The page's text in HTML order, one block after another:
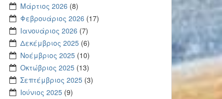
Μάρτιος 2026 (8)
Φεβρουάριος 2026 (17)
Ιανουάριος 2026 (7)
Δεκέμβριος 2025 (6)
Νοέμβριος 2025 (10)
Οκτώβριος 2025 (13)
Σεπτέμβριος 2025 (3)
Ιούνιος 2025 (9)